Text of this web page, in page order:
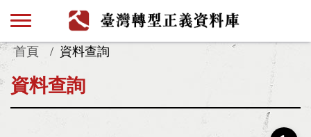
首頁 資料查詢
資料查詢